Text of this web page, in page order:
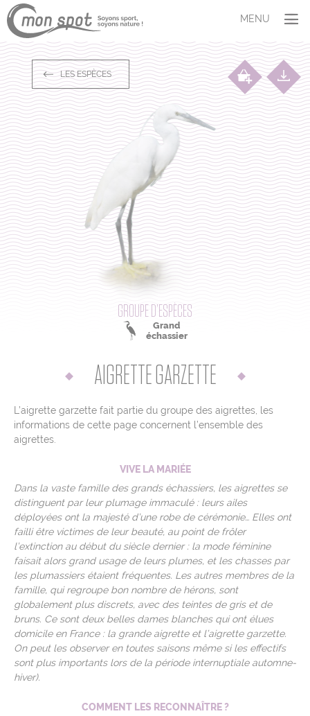
MENU
SITUER
COMPRENDRE
Les espèces
Aires marines protégées
Le dérangement
AGIR
Témoigner
M’adapter
S’investir
ET VOUS ?
Profil
Crédits photos et cartos
Jeu-concours
ressources pédagogiques
Cookies
Rejoignez-nous sur
LES ESPÈCES
GROUPE D’ESPÈCES
Grand
échassier
AIGRETTE GARZETTE
L’aigrette garzette fait partie du groupe des aigrettes, les
informations de cette page concernent l’ensemble des
aigrettes.
VIVE LA MARIÉE
Dans la vaste famille des grands échassiers, les aigrettes se
distinguent par leur plumage immaculé : leurs ailes
déployées ont la majesté d’une robe de cérémonie… Elles ont
failli être victimes de leur beauté, au point de frôler
l’extinction au début du siècle dernier : la mode féminine
faisait alors grand usage de leurs plumes, et les chasses par
les plumassiers étaient fréquentes. Les autres membres de la
famille, qui regroupe bon nombre de hérons, sont
globalement plus discrets, avec des teintes de gris et de
bruns. Ce sont deux belles dames blanches qui ont élues
domicile en France : la grande aigrette et l’aigrette garzette.
On peut les observer en toutes saisons même si les effectifs
sont plus importants lors de la période internuptiale automne-
hiver).
COMMENT LES RECONNAÎTRE ?
Panneau de gestion des cookies